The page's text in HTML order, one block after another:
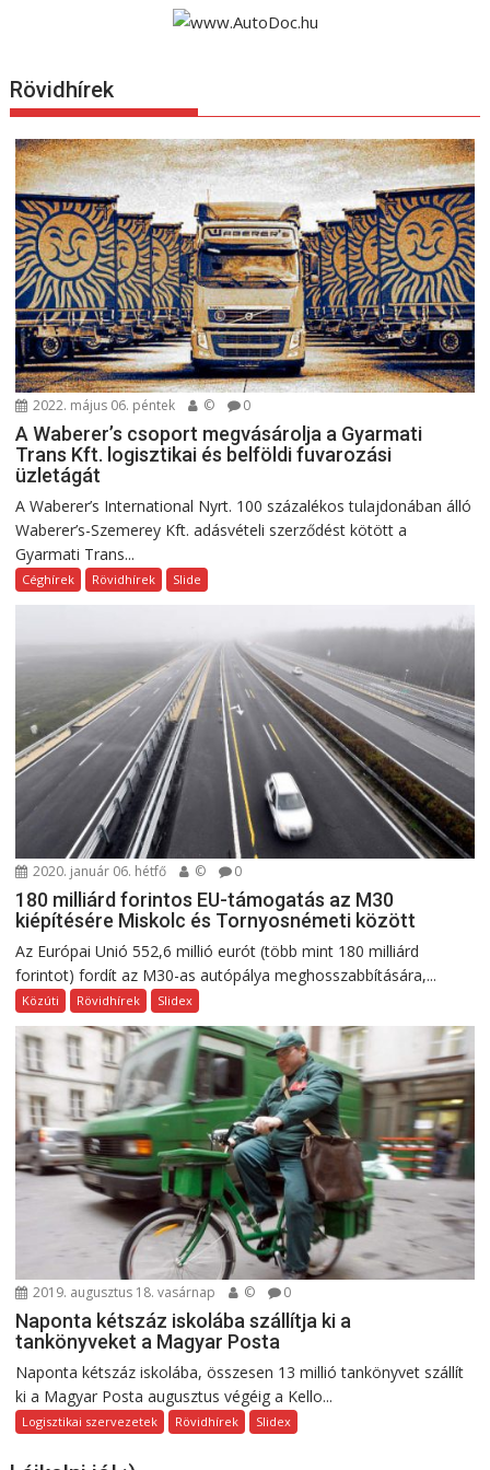
Rövidhírek
2022. május 06. péntek © 0
A Waberer’s csoport megvásárolja a Gyarmati
Trans Kft. logisztikai és belföldi fuvarozási
üzletágát
A Waberer’s International Nyrt. 100 százalékos tulajdonában álló
Waberer’s-Szemerey Kft. adásvételi szerződést kötött a
Gyarmati Trans...
Céghírek Rövidhírek Slide
2020. január 06. hétfő © 0
180 milliárd forintos EU-támogatás az M30
kiépítésére Miskolc és Tornyosnémeti között
Az Európai Unió 552,6 millió eurót (több mint 180 milliárd
forintot) fordít az M30-as autópálya meghosszabbítására,...
Közúti Rövidhírek Slidex
2019. augusztus 18. vasárnap © 0
Naponta kétszáz iskolába szállítja ki a
tankönyveket a Magyar Posta
Naponta kétszáz iskolába, összesen 13 millió tankönyvet szállít
ki a Magyar Posta augusztus végéig a Kello...
Logisztikai szervezetek Rövidhírek Slidex